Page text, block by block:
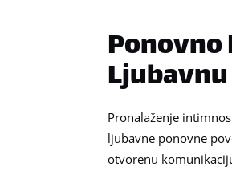
Pronalaženje
ljubavne ponovne
otvorenu